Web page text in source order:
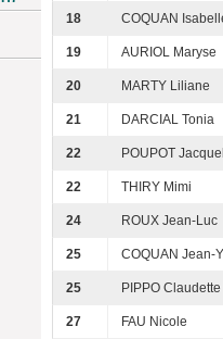
18 COQUAN
19 AURIOL Maryse
20 MARTY Liliane
21 DARCIAL Tonia
22 POUPOT
22 THIRY Mimi
24 ROUX Jean-Luc
25 COQUAN Jean-
25 PIPPO Claudette
27 FAU Nicole